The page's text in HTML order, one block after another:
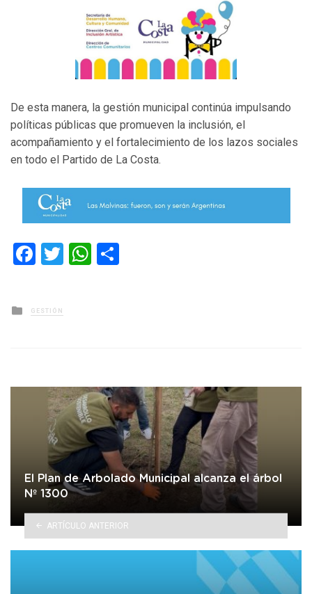
De esta manera, la gestión municipal continúa impulsando
políticas públicas que promueven la inclusión, el
acompañamiento y el fortalecimiento de los lazos sociales
en todo el Partido de La Costa.
Facebook
TwitterWhatsApp
Posted
in
GESTIÓN
El Plan de Arbolado Municipal alcanza el árbol
Nº 1300
ARTÍCULO ANTERIOR